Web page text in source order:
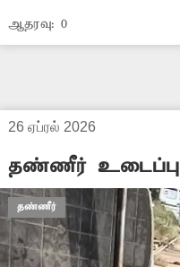
ஆதரவு: 0
26 ஏப்ரல் 2026
தண்ணீர் உடைப்பு
தண்ணீர்